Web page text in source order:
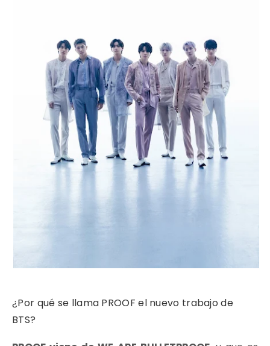
¿Por qué se llama PROOF el nuevo trabajo de
BTS?